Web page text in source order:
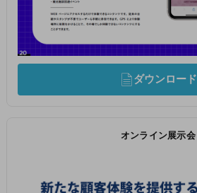
ダウンロード
オンライン展示会